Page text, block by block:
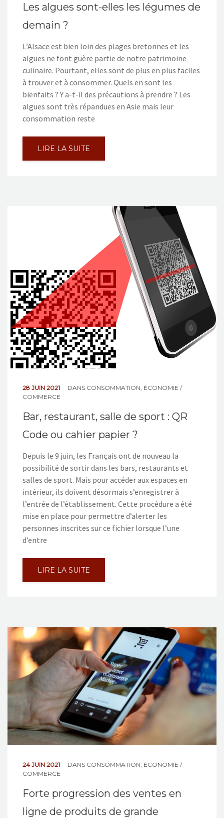
Les algues sont-elles les légumes de
demain ?
L’Alsace est bien loin des plages bretonnes et les
algues ne font guère partie de notre patrimoine
culinaire. Pourtant, elles sont de plus en plus faciles
à trouver et à consommer. Quels en sont les
bienfaits ? Y a-t-il des précautions à prendre ? Les
algues sont très répandues en Asie mais leur
consommation reste
LIRE LA SUITE
28 JUIN 2021 DANS CONSOMMATION, ÉCONOMIE /
COMMERCE
Bar, restaurant, salle de sport : QR
Code ou cahier papier ?
Depuis le 9 juin, les Français ont de nouveau la
possibilité de sortir dans les bars, restaurants et
salles de sport. Mais pour accéder aux espaces en
intérieur, ils doivent désormais s’enregistrer à
l’entrée de l’établissement. Cette procédure a été
mise en place pour permettre d’alerter les
personnes inscrites sur ce fichier lorsque l’une
d’entre
LIRE LA SUITE
24 JUIN 2021 DANS CONSOMMATION ÉCONOMIE /
COMMERCE
Forte progression des ventes en
ligne de produits de grande